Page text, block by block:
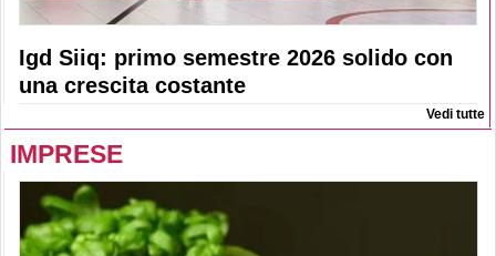
Igd Siiq: primo semestre 2026 solido con
una crescita costante
Vedi tutte
IMPRESE